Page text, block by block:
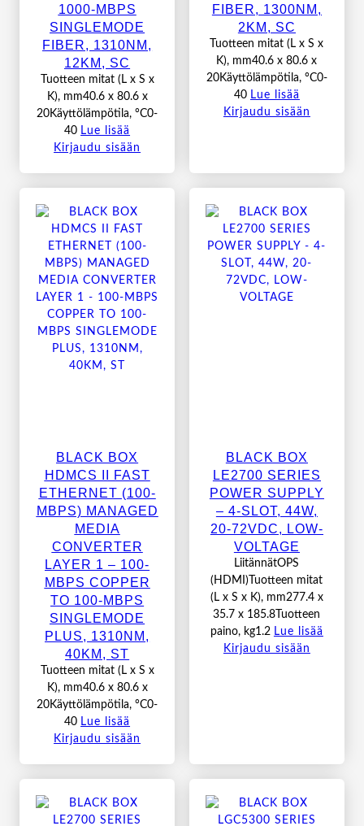
1000-MBPS
SINGLEMODE
FIBER, 1310NM,
12KM, SC
Tuotteen mitat (L x S x
K), mm40.6 x 80.6 x
20Käyttölämpötila, °C0-
40 Lue lisää
Kirjaudu sisään
FIBER, 1300NM,
2KM, SC
Tuotteen mitat (L x S x
K), mm40.6 x 80.6 x
20Käyttölämpötila, °C0-
40 Lue lisää
Kirjaudu sisään
BLACK BOX
HDMCS II FAST
ETHERNET (100-
MBPS) MANAGED
MEDIA
CONVERTER
LAYER 1 – 100-
MBPS COPPER
TO 100-MBPS
SINGLEMODE
PLUS, 1310NM,
40KM, ST
Tuotteen mitat (L x S x
K), mm40.6 x 80.6 x
20Käyttölämpötila, °C0-
40 Lue lisää
Kirjaudu sisään
BLACK BOX
LE2700 SERIES
POWER SUPPLY
– 4-SLOT, 44W,
20-72VDC, LOW-
VOLTAGE
LiitännätOPS
(HDMI)Tuotteen mitat
(L x S x K), mm277.4 x
35.7 x 185.8Tuotteen
paino, kg1.2 Lue lisää
Kirjaudu sisään